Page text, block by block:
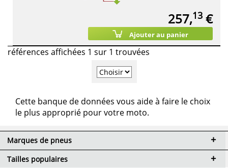
257,13 €
Ajouter au panier
références affichées 1 sur 1 trouvées
Cette banque de données vous aide à faire le choix
le plus approprié pour votre moto.
Marques de pneus
Tailles populaires